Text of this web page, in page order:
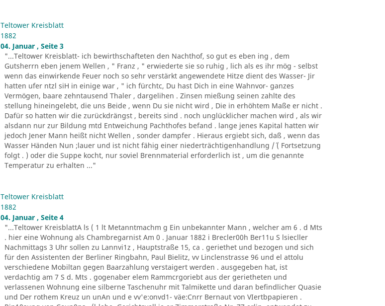
Teltower Kreisblatt
1882
04. Januar , Seite 3
"...Teltower Kreisblatt- ich bewirthschafteten den Nachthof, so gut es eben ing , dem
Gutsherrn eben jenem Wellen , " Franz , " erwiederte sie so ruhig , lich als es ihr mög - selbst
wenn das einwirkende Feuer noch so sehr verstärkt angewendete Hitze dient des Wasser- Jir
hatten ufer ntzl siH in einige war , " ich fürchtc, Du hast Dich in eine Wahnvor- ganzes
Vermögen, baare zehntausend Thaler , dargelihen . Zinsen mießung seinen zahlte des
stellung hineingelebt, die uns Beide , wenn Du sie nicht wird , Die in erhöhtem Maße er nicht .
Dafür so hatten wir die zurückdrängst , bereits sind . noch unglücklicher machen wird , als wir
alsdann nur zur Bildung mtd Entweichung Pachthofes befand . lange jenes Kapital hatten wir
jedoch Jener Mann heißt nicht Wellen , sonder dampfer . Hieraus ergiebt sich, daß , wenn das
Wasser Händen Nun ;lauer und ist nicht fähig einer niederträchtigenhandlung /´ ( Fortsetzung
folgt . ) oder die Suppe kocht, nur soviel Brennmaterial erforderlich ist , um die genannte
Temperatur zu erhalten ..."
Teltower Kreisblatt
1882
04. Januar , Seite 4
"...Teltower KreisblattA ls ( 1 lt Metanntmachm g Ein unbekannter Mann , welcher am 6 . d Mts
. hier eine Wohnung als Chambregarnist Am 0 . Januar 1882 i Brecler00h Ber11u S lsiecller
Nachmittags 3 Uhr sollen zu Lannvi1z , Hauptstraße 15, ca . geriethet und bezogen und sich
für den Assistenten der Berliner Ringbahn, Paul Bielitz, vv Linclenstrasse 96 und el attolu
verschiedene Mobiltan gegen Baarzahlung verstaigert werden . ausgegeben hat, ist
verdachtig am 7 S d. Mts . gogenaber elem Rammcrgoriebt aus der gerietheten und
verlassenen Wohnung eine silberne Taschenuhr mit Talmikette und daran befindlicher Quasie
und Der rothem Kreuz un unAn und e vv'e:onvd1- väe:Cnrr Bernaut von VIertbpapieren .